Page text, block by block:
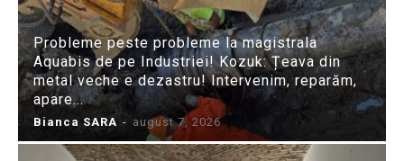
Probleme peste probleme la magistrala
Aquabis de pe Industriei! Kozuk: Țeava din
metal veche e dezastru! Intervenim, reparăm,
apare...
Bianca SARA - august 7, 2026